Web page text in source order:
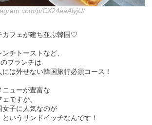
p/CX24eaAlyjU/
カフェが建ち並ぶ韓国♡
チトーストなど、
ブランチは
は外せない韓国旅行必須コース！
ニューが豊富な
ですが、
女子に人気なのが
というサンドイッチなんです！